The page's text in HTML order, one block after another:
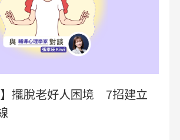
】擺脫老好人困境 7招建立